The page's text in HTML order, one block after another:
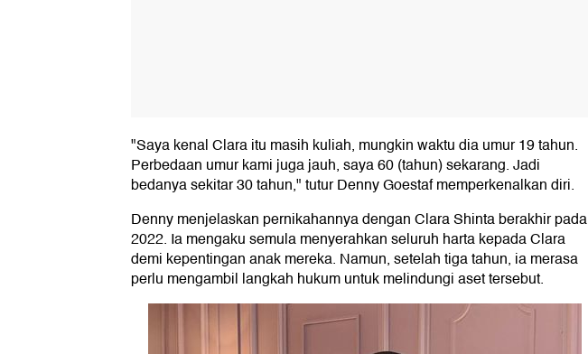
"Saya kenal Clara itu masih kuliah, mungkin waktu dia umur 19 tahun.
Perbedaan umur kami juga jauh, saya 60 (tahun) sekarang. Jadi
bedanya sekitar 30 tahun," tutur Denny Goestaf memperkenalkan diri.
Denny menjelaskan pernikahannya dengan Clara Shinta berakhir pada
2022. Ia mengaku semula menyerahkan seluruh harta kepada Clara
demi kepentingan anak mereka. Namun, setelah tiga tahun, ia merasa
perlu mengambil langkah hukum untuk melindungi aset tersebut.